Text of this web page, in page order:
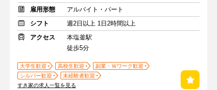
雇用形態
アルバイト・パート
シフト
週2日以上 1日2時間以上
アクセス
本塩釜駅
徒歩5分
大学生歓迎 高校生歓迎
副業・Ｗワーク歓迎
シルバー歓迎
未経験者歓迎
すき家の求人一覧を見る